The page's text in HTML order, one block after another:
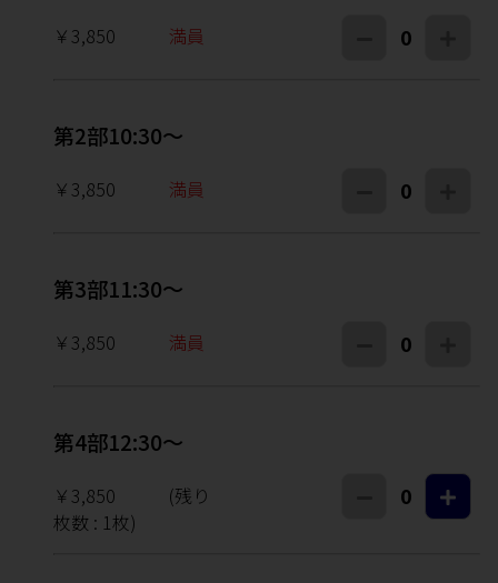
￥3,850 満員 0
第2部10:30～
￥3,850 満員 0
第3部11:30～
￥3,850 満員 0
第4部12:30～
￥3,850 (残り
枚数 : 1枚)
0